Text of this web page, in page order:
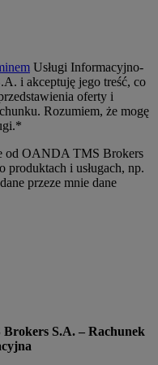
Usługi Informacyjno-
i akceptuję jego treść, co
oferty i
Rozumiem, że mogę
od OANDA TMS Brokers
i usługach, np.
przeze mnie dane
S.A. – Rachunek